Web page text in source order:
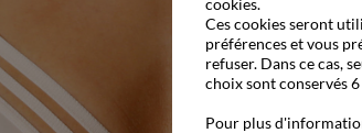
Ces cookies seront
préférences et vous
refuser. Dans ce cas,
choix sont conservés
Pour plus